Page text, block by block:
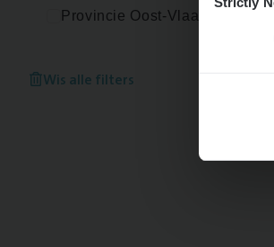
Provincie Oost-Vlaanderen
Wis alle filters